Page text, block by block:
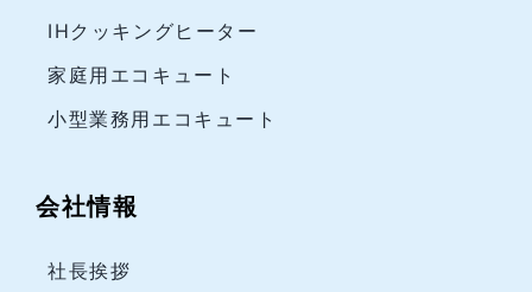
IHクッキングヒーター
家庭用エコキュート
小型業務用エコキュート
会社情報
社長挨拶